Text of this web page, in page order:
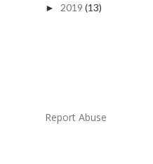
► 2019 (13)
Report Abuse